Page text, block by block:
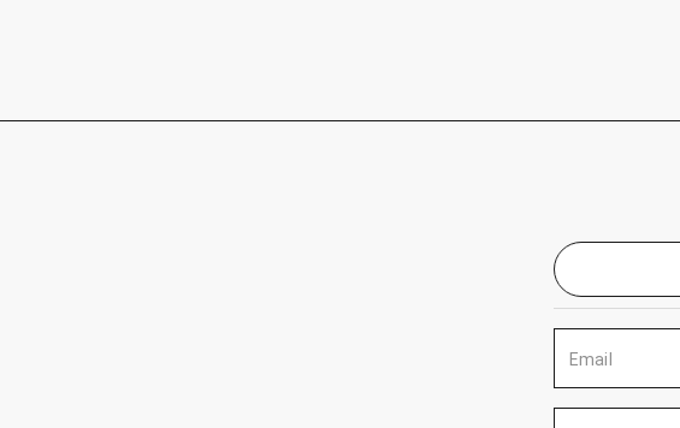
Email